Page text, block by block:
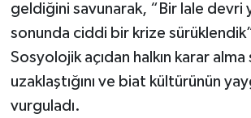
geldiğini savunarak, “Bir lale devri
sonunda ciddi bir krize
Sosyolojik açıdan halkın karar
uzaklaştığını ve biat kültürünün
vurguladı.